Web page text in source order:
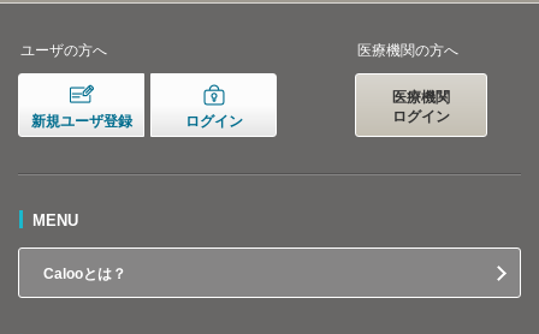
ユーザの方へ
新規ユーザ登録 ログイン
医療機関の方へ
医療機関
ログイン
MENU
Calooとは？